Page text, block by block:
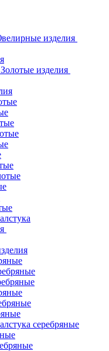
изделия
Золотые изделия
серебряные